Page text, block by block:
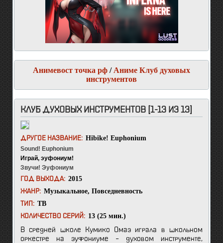
Анимевост точка рф / Аниме Клуб духовых
инструментов
КЛУБ ДУХОВЫХ ИНСТРУМЕНТОВ [1-13 ИЗ 13]
ДРУГОЕ НАЗВАНИЕ: Hibike! Euphonium
Sound! Euphonium
Играй, эуфониум!
Звучи! Эуфониум
ГОД ВЫХОДА: 2015
ЖАНР: Музыкальное, Повседневность
ТИП: ТВ
КОЛИЧЕСТВО СЕРИЙ: 13 (25 мин.)
В средней школе Кумико Омаэ играла в школьном
оркестре на эуфониуме – духовом инструменте,